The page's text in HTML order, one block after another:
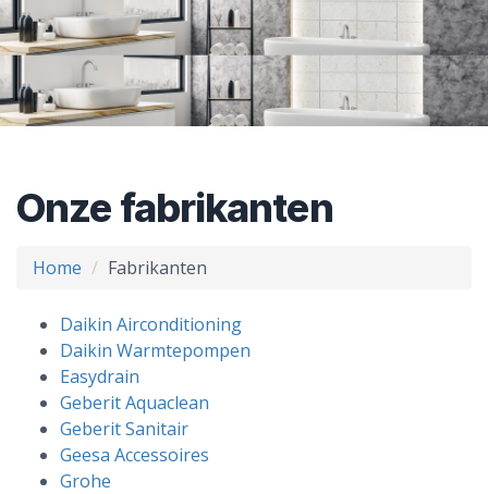
Onze fabrikanten
Home Fabrikanten
Daikin Airconditioning
Daikin Warmtepompen
Easydrain
Geberit Aquaclean
Geberit Sanitair
Geesa Accessoires
Grohe